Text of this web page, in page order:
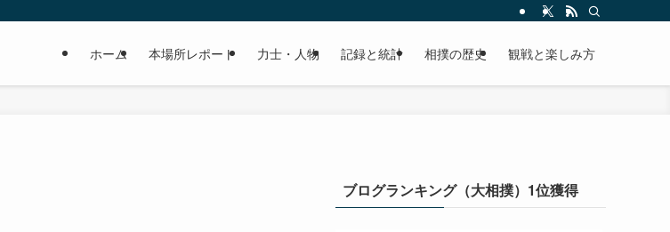
ホーム 本場所レポート 力士・人物 記録と統計 相撲の歴史 観戦と楽しみ方
ブログランキング（大相撲）1位獲得